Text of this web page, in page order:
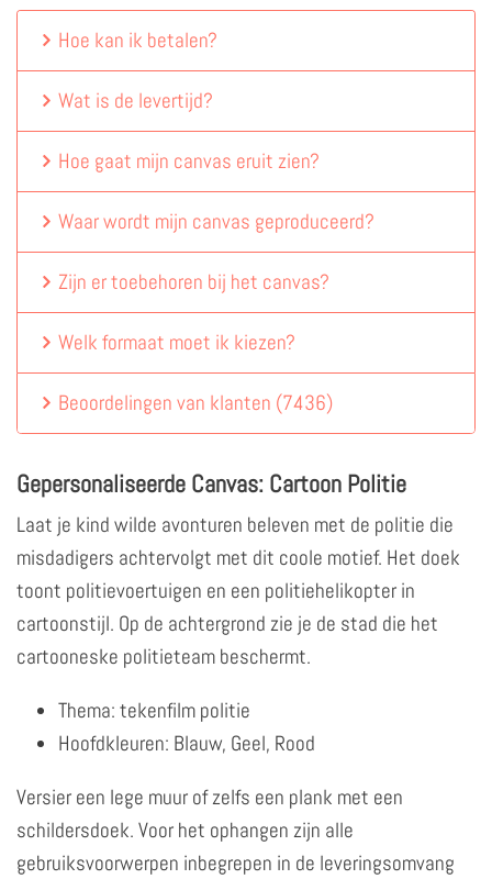
Hoe kan ik betalen?
Wat is de levertijd?
Hoe gaat mijn canvas eruit zien?
Waar wordt mijn canvas geproduceerd?
Zijn er toebehoren bij het canvas?
Welk formaat moet ik kiezen?
Beoordelingen van klanten (7436)
Gepersonaliseerde Canvas: Cartoon Politie
Laat je kind wilde avonturen beleven met de politie die
misdadigers achtervolgt met dit coole motief. Het doek
toont politievoertuigen en een politiehelikopter in
cartoonstijl. Op de achtergrond zie je de stad die het
cartooneske politieteam beschermt.
Thema: tekenfilm politie
Hoofdkleuren: Blauw, Geel, Rood
Versier een lege muur of zelfs een plank met een
schildersdoek. Voor het ophangen zijn alle
gebruiksvoorwerpen inbegrepen in de leveringsomvang